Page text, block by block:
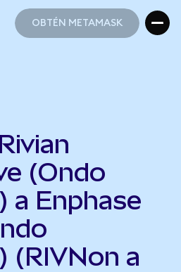
OBTÉN METAMASK
(Ondo
a Enphase
(RIVNon a